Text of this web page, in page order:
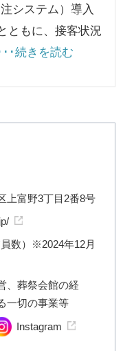
システム）導入
ともに、接客状況
･･続きを読む
上富野3丁目2番8号
数）※2024年12月
、葬祭会館の経
一切の事業等
Instagram